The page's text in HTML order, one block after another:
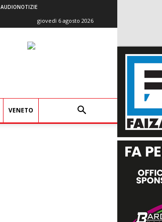
AUDIONOTIZIE
giovedì 6 agosto 2026
VENETO